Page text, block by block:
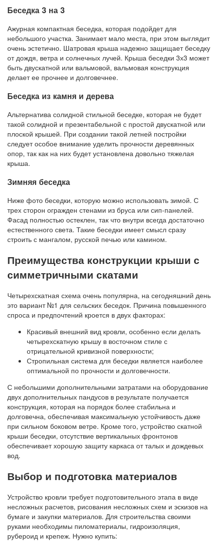
Беседка 3 на 3
Ажурная компактная беседка, которая подойдет для
небольшого участка. Занимает мало места, при этом выглядит
очень эстетично. Шатровая крыша надежно защищает беседку
от дождя, ветра и солнечных лучей. Крыша беседки 3х3 может
быть двускатной или вальмовой, вальмовая конструкция
делает ее прочнее и долговечнее.
Беседка из камня и дерева
Альтернатива солидной стильной беседке, которая не будет
такой солидной и презентабельной с простой двускатной или
плоской крышей. При создании такой летней постройки
следует особое внимание уделить прочности деревянных
опор, так как на них будет установлена ​​довольно тяжелая
крыша.
Зимняя беседка
Ниже фото беседки, которую можно использовать зимой. С
трех сторон огражден стенами из бруса или сип-панелей.
Фасад полностью остеклен, так что внутри всегда достаточно
естественного света. Такие беседки имеет смысл сразу
строить с мангалом, русской печью или камином.
Преимущества конструкции крыши с
симметричными скатами
Четырехскатная схема очень популярна, на сегодняшний день
это вариант №1 для сельских беседок. Причина повышенного
спроса и предпочтений кроется в двух факторах:
Красивый внешний вид кровли, особенно если делать
четырехскатную крышу в восточном стиле с
отрицательной кривизной поверхности;
Стропильная система для беседки является наиболее
оптимальной по прочности и долговечности.
С небольшими дополнительными затратами на оборудование
двух дополнительных пандусов в результате получается
конструкция, которая на порядок более стабильна и
долговечна, обеспечивая максимальную устойчивость даже
при сильном боковом ветре. Кроме того, устройство скатной
крыши беседки, отсутствие вертикальных фронтонов
обеспечивает хорошую защиту каркаса от талых и дождевых
вод.
Выбор и подготовка материалов
Устройство кровли требует подготовительного этапа в виде
несложных расчетов, рисования несложных схем и эскизов на
бумаге и закупки материалов. Для строительства своими
руками необходимы пиломатериалы, гидроизоляция,
рубероид и крепеж. Нужно купить: